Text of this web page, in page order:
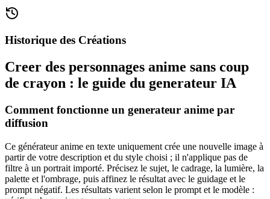
Historique des Créations
Creer des personnages anime sans coup
de crayon : le guide du generateur IA
Comment fonctionne un generateur anime par
diffusion
Ce générateur anime en texte uniquement crée une nouvelle image à
partir de votre description et du style choisi ; il n'applique pas de
filtre à un portrait importé. Précisez le sujet, le cadrage, la lumière, la
palette et l'ombrage, puis affinez le résultat avec le guidage et le
prompt négatif. Les résultats varient selon le prompt et le modèle :